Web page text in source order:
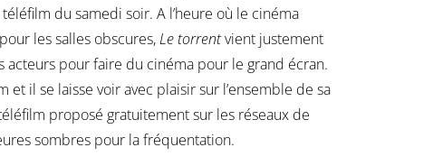
du samedi soir. A l’heure où le cinéma
les salles obscures,Le torrentvient justement
acteurs pour faire du cinéma pour le grand écran.
et il se laisse voir avec plaisir sur l’ensemble de sa
proposé gratuitement sur les réseaux de
sombres pour la fréquentation.